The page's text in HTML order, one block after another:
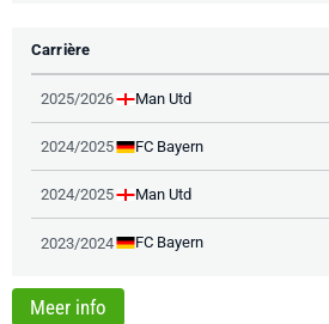
Carrière
2025/2026 Man Utd
2024/2025 FC Bayern
2024/2025 Man Utd
2023/2024 FC Bayern
Meer info